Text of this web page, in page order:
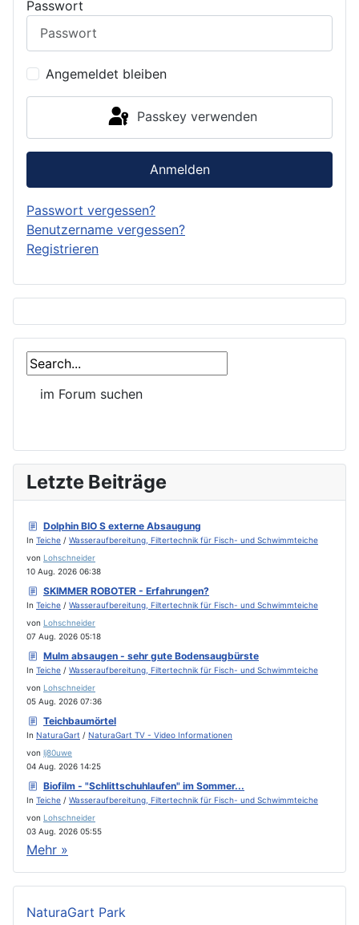
Passwort
Angemeldet bleiben
Passkey verwenden
Anmelden
Passwort vergessen?
Benutzername vergessen?
Registrieren
Letzte Beiträge
Dolphin BIO S externe Absaugung
In Teiche / Wasseraufbereitung, Filtertechnik für Fisch- und Schwimmteiche
von Lohschneider
10 Aug. 2026 06:38
SKIMMER ROBOTER - Erfahrungen?
In Teiche / Wasseraufbereitung, Filtertechnik für Fisch- und Schwimmteiche
von Lohschneider
07 Aug. 2026 05:18
Mulm absaugen - sehr gute Bodensaugbürste
In Teiche / Wasseraufbereitung, Filtertechnik für Fisch- und Schwimmteiche
von Lohschneider
05 Aug. 2026 07:36
Teichbaumörtel
In NaturaGart / NaturaGart TV - Video Informationen
von lj80uwe
04 Aug. 2026 14:25
Biofilm - "Schlittschuhlaufen" im Sommer...
In Teiche / Wasseraufbereitung, Filtertechnik für Fisch- und Schwimmteiche
von Lohschneider
03 Aug. 2026 05:55
Mehr »
NaturaGart Park